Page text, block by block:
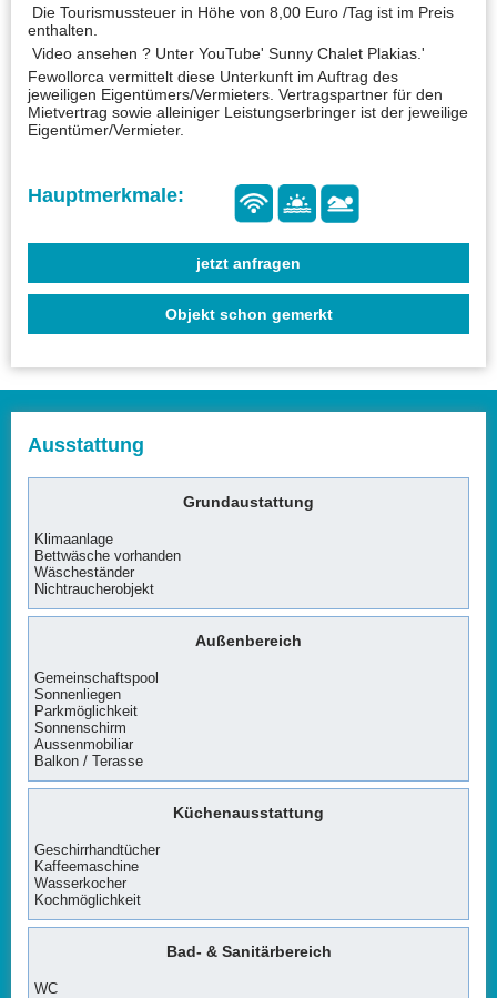
Die Tourismussteuer in Höhe von 8,00 Euro /Tag ist im Preis
enthalten.
Video ansehen ? Unter YouTube' Sunny Chalet Plakias.'
Fewollorca vermittelt diese Unterkunft im Auftrag des
jeweiligen Eigentümers/Vermieters. Vertragspartner für den
Mietvertrag sowie alleiniger Leistungserbringer ist der jeweilige
Eigentümer/Vermieter.
jetzt anfragen
Objekt schon gemerkt
Ausstattung
Grundaustattung
Klimaanlage
Bettwäsche vorhanden
Wäscheständer
Nichtraucherobjekt
Außenbereich
Gemeinschaftspool
Sonnenliegen
Parkmöglichkeit
Sonnenschirm
Aussenmobiliar
Balkon / Terasse
Küchenausstattung
Geschirrhandtücher
Kaffeemaschine
Wasserkocher
Kochmöglichkeit
Bad- & Sanitärbereich
WC